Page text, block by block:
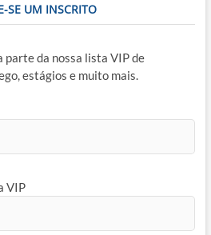
SE UM INSCRITO
parte da nossa lista VIP de
estágios e muito mais.
VIP